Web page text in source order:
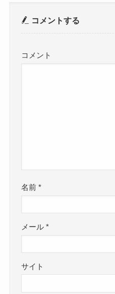
コメントする
コメント
名前*
メール*
サイト